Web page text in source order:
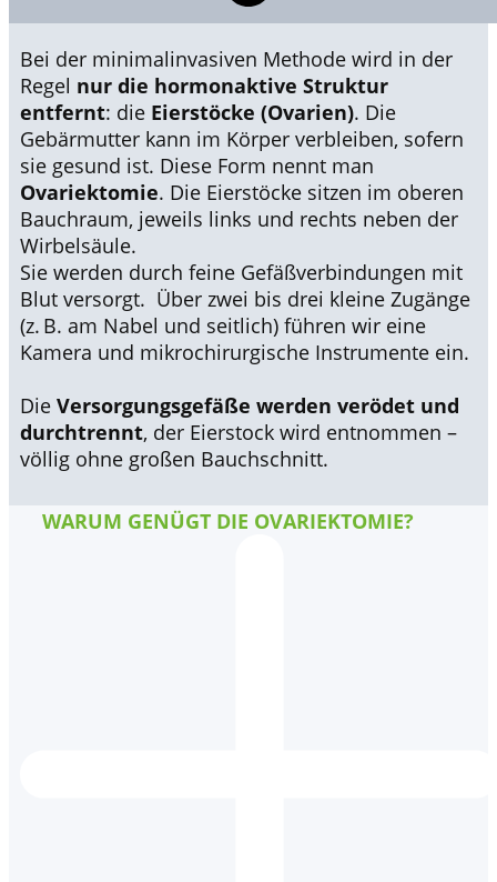
Bei der minimalinvasiven Methode wird in der
Regel nur die hormonaktive Struktur
entfernt: die Eierstöcke (Ovarien). Die
Gebärmutter kann im Körper verbleiben, sofern
sie gesund ist. Diese Form nennt man
Ovariektomie. Die Eierstöcke sitzen im oberen
Bauchraum, jeweils links und rechts neben der
Wirbelsäule.
Sie werden durch feine Gefäßverbindungen mit
Blut versorgt. Über zwei bis drei kleine Zugänge
(z. B. am Nabel und seitlich) führen wir eine
Kamera und mikrochirurgische Instrumente ein.
Die Versorgungsgefäße werden verödet und
durchtrennt, der Eierstock wird entnommen –
völlig ohne großen Bauchschnitt.
WARUM GENÜGT DIE OVARIEKTOMIE?